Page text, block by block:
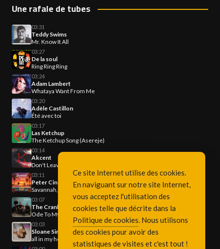
Une rafale de tubes
03:31
Teddy Swims
Mr. Know It All
03:27
De la soul
Ring Ring Ring
03:24
Adam Lambert
Whataya Want From Me
03:20
Adèle Castillon
Été avec toi
03:17
Las Ketchup
The Ketchup Song (Asereje)
03:14
Akcent
Don't Leave (Kylie)
03:11
Peter Cincotti
Savannah, Turn It Up!
03:07
The Cranberries
Ode To My Family
03:03
Sloane Simon & Reggi Condos
all in my head
Ce site Internet utilise des cookies.
En naviguant sur notre site Internet,
vous acceptez l'utilisation des
cookies telle que décrite dans la
Politique de cookies. Nous utilisons
des cookies pour avoir des
statistiques de visites et c'est tout !